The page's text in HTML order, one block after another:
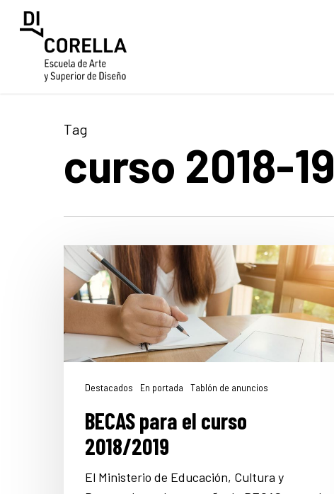
Tag
curso 2018-19
Destacados En portada Tablón de anuncios
BECAS para el curso
2018/2019
El Ministerio de Educación, Cultura y